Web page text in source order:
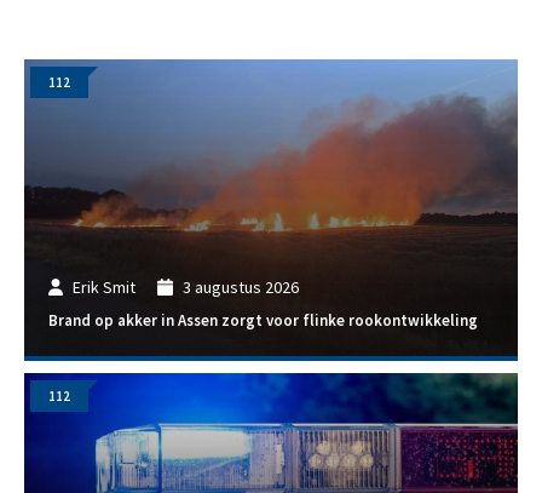
Erik Smit 3 augustus 2026
Brand op akker in Assen zorgt voor flinke rookontwikkeling
112
112